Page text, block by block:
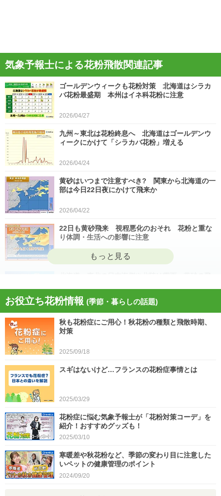
気象予報士による花粉飛散関連記事
ゴールデンウィークも花粉対策 北海道はシラカ
バ花粉最盛期 本州はイネ科花粉に注意
2026/04/27
九州～東北は花粉終息へ 北海道はゴールデンウ
ィークにかけて「シラカバ花粉」増える
2026/04/24
黄砂はいつまで注意すべき? 関東から北海道の一
部は今日22日夜にかけて飛来か
2026/04/22
22日も黄砂飛来 視程悪化のおそれ 花粉と重な
り体調・生活への影響に注意
2026/04/21
今日21日は黄砂が広く飛来 花粉とのダブル影響
に注意 症状悪化や洗濯物など対策を
2026/04/21
スギ、ヒノキ花粉シーズン終了へ 東京の飛散量
お役立ち花粉情報 (季節・暮らしの話題)
秋も花粉症にご用心！秋花粉の種類と飛散時期、
対策
2025/09/18
スギはないけど…フランスの花粉症事情とは
2025/03/29
花粉症に悩む気象予報士が「花粉対策コーデ」を
紹介！おすすめグッズも！
2025/03/10
寒暖差や秋花粉など、季節の変わり目に注意した
いペットの健康管理のポイント
2024/09/20